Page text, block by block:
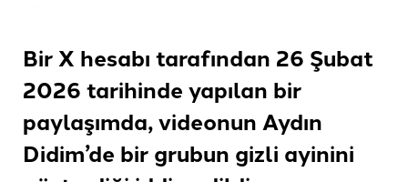
Bir X hesabı tarafından 26 Şubat
2026 tarihinde yapılan bir
paylaşımda, videonun Aydın
Didim’de bir grubun gizli ayinini